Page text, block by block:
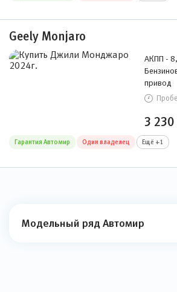
Geely Monjaro
АКПП -
привод
3 230
Гарантия Автомир Один владелец Ещё +1
Модельный ряд Автомир